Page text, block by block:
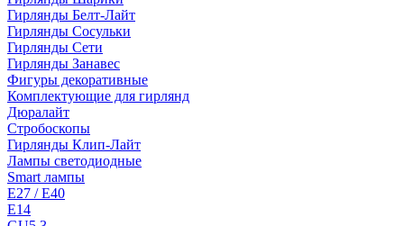
Гирлянды Белт-Лайт
Гирлянды Сосульки
Гирлянды Сети
Гирлянды Занавес
Фигуры декоративные
Комплектующие для гирлянд
Дюралайт
Стробоскопы
Гирлянды Клип-Лайт
Лампы светодиодные
Smart лампы
E27 / E40
E14